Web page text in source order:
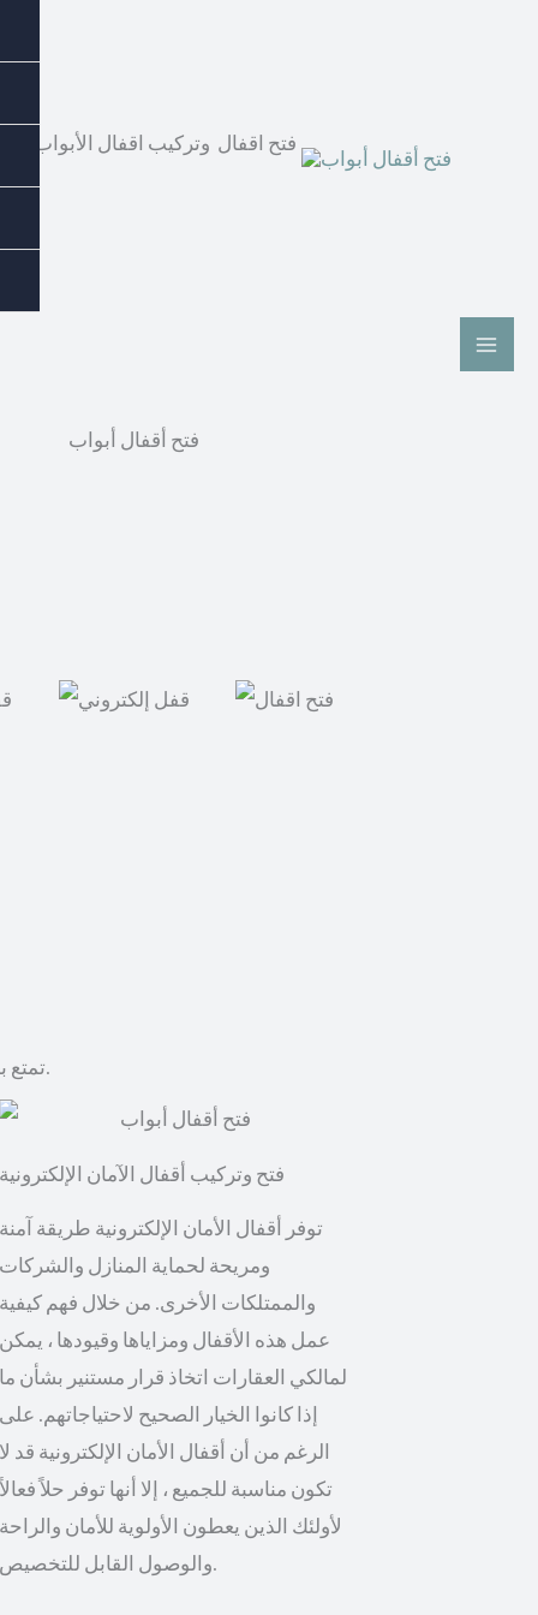
فتح اقفال وتركيب اقفال الأبواب
توفر أقفال الأمان الإلكترونية طريقة آمنة
ومريحة لحماية المنازل والشركات
والممتلكات الأخرى. من خلال فهم كيفية
عمل هذه الأقفال ومزاياها وقيودها ، يمكن
لمالكي العقارات اتخاذ قرار مستنير بشأن ما
إذا كانوا الخيار الصحيح لاحتياجاتهم. على
الرغم من أن أقفال الأمان الإلكترونية قد لا
تكون مناسبة للجميع ، إلا أنها توفر حلاً فعالاً
لأولئك الذين يعطون الأولوية للأمان والراحة